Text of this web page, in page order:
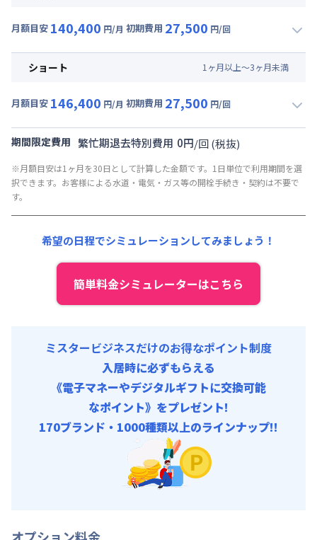
光熱費他 : 24,000円/月 (800円/日) (税抜)
その他費用 :
月額目安 140,400 円/月 初期費用 27,500 円/回
月額賃料目安(30日利用)
光熱費他 : 24,000円/月 (800円/日) (税抜)
その他費用 :
ショート 1 ヶ月以上～3ヶ月未満
月額目安 146,400 円/月 初期費用 27,500 円/回
月額賃料目安(30日利用)
光熱費他 : 24,000円/月 (800円/日) (税抜)
清掃料他 :
その他費用 :
期間限定費用 繁忙期退去特別費用 0円/回(税抜)
※月額目安は1ヶ月を30日として計算した金額です。1日単位で利用期間を選
択できます。お客様による水道・電気・ガス等の開栓手続き・契約は不要で
す。
希望の日程でシミュレーションしてみましょう！
簡単料金シミュレーターはこちら
ミスタービジネスだけのお得なポイント制度
入居時に必ずもらえる
《電子マネーやデジタルギフトに交換可能
なポイント》をプレゼント!
170ブランド・1000種類以上のラインナップ!!
オプション料金